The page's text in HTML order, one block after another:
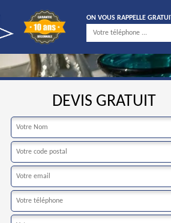
ON VOUS RAPPELLE
DEVIS GRATUIT